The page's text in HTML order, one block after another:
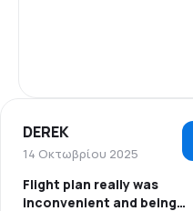
Δίκτυο πτήσεων
Τιμή εισιτηρίου
DEREK
14 Οκτωβρίου 2025
Flight plan really was
inconvenient and being